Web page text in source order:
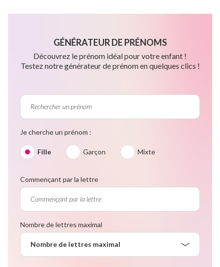
GÉNÉRATEUR DE PRÉNOMS
Découvrez le prénom idéal pour votre enfant !
Testez notre générateur de prénom en quelques clics !
Je cherche un prénom :
Fille Garçon Mixte
Commençant par la lettre
Nombre de lettres maximal
Nombre de lettres maximal